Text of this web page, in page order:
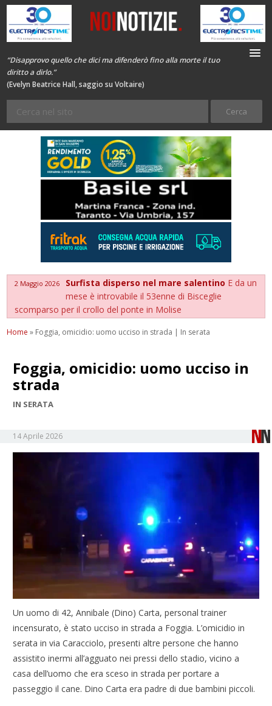
“Disapprovo quello che dici ma difenderò fino alla morte il tuo
diritto a dirlo.”
(Evelyn Beatrice Hall, saggio su Voltaire)
2 Maggio 2026 Surfista disperso nel mare salentino E da un
mese è introvabile il 53enne di Bisceglie
scomparso per il crollo del ponte in Molise
Home » Foggia, omicidio: uomo ucciso in strada | In serata
Foggia, omicidio: uomo ucciso in
strada
IN SERATA
14 Aprile 2026
Un uomo di 42, Annibale (Dino) Carta, personal trainer
incensurato, è stato ucciso in strada a Foggia. L’omicidio in
serata in via Caracciolo, presenti altre persone che hanno
assistito inermi all’agguato nei pressi dello stadio, vicino a
casa dell’uomo che era sceso in strada per portare a
passeggio il cane. Dino Carta era padre di due bambini piccoli.